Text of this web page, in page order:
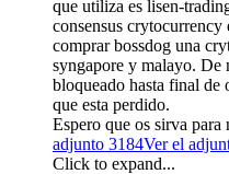
que utiliza es lisen-
consensus
comprar bossdog una
syngapore y malayo. De
bloqueado hasta final de
que esta perdido.
Espero que os sirva para
adjunto 3184Ver el
Click to expand...